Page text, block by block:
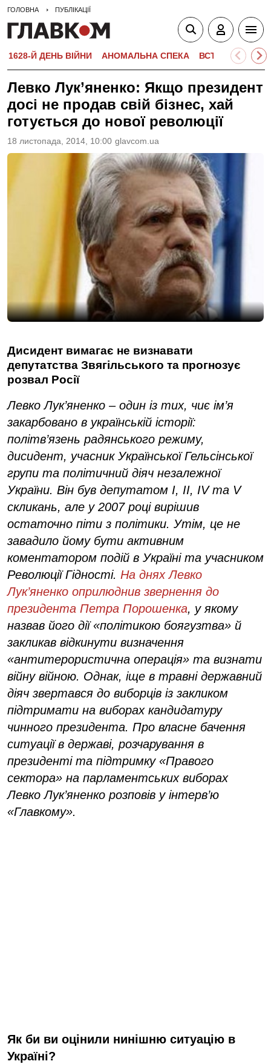
ГОЛОВНА ПУБЛІКАЦІЇ
1628-Й ДЕНЬ ВІЙНИ АНОМАЛЬНА СПЕКА ВСТУПНА
Левко Лук’яненко: Якщо президент
досі не продав свій бізнес, хай
готується до нової революції
18 листопада, 2014, 10:00 glavcom.ua
Дисидент вимагає не визнавати
депутатства Звягільського та прогнозує
розвал Росії
Левко Лук’яненко – один із тих, чиє ім’я
закарбовано в українській історії:
політв’язень радянського режиму,
дисидент, учасник Української Гельсінської
групи та політичний діяч незалежної
України. Він був депутатом I, II, IV та V
скликань, але у 2007 році вирішив
остаточно піти з політики. Утім, це не
завадило йому бути активним
коментатором подій в Україні та учасником
Революції Гідності. На днях Левко
Лук’яненко оприлюднив звернення до
президента Петра Порошенка, у якому
назвав його дії «політикою боягузтва» й
закликав відкинути визначення
«антитерористична операція» та визнати
війну війною. Однак, іще в травні державний
діяч звертався до виборців із закликом
підтримати на виборах кандидатуру
чинного президента. Про власне бачення
ситуації в державі, розчарування в
президенті та підтримку «Правого
сектора» на парламентських виборах
Левко Лук’яненко розповів у інтерв’ю
«Главкому».
Як би ви оцінили нинішню ситуацію в
Україні?